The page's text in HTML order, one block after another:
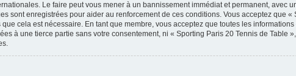
Le faire peut vous mener à un bannissement immédiat et permanent, avec
sont enregistrées pour aider au renforcement de ces conditions. Vous acceptez que
cela est nécessaire. En tant que membre, vous acceptez que toutes les
à une tierce partie sans votre consentement, ni « Sporting Paris 20 Tennis de Table